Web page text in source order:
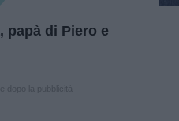
papà di Piero e